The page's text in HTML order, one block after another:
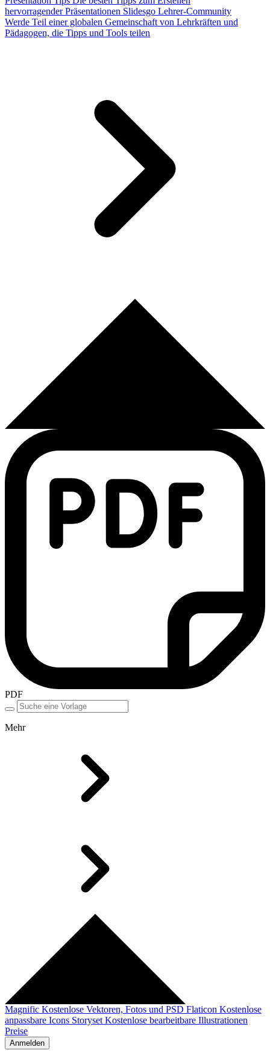
hervorragender Präsentationen Slidesgo Lehrer-Community
Werde Teil einer globalen Gemeinschaft von Lehrkräften und
Pädagogen, die Tipps und Tools teilen
PDF
Mehr
Magnific Kostenlose Vektoren, Fotos und PSD Flaticon Kostenlose
anpassbare Icons Storyset Kostenlose bearbeitbare Illustrationen
Preise
Anmelden